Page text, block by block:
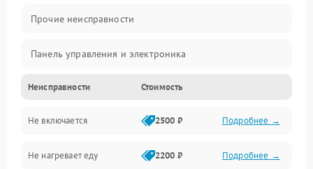
Прочие неисправности
Панель управления и электроника
Дверца и корпус
Механика и внутренние элементы
Механические повреждения
Неисправности Стоимость
Не включается 2500 ₽ Подробнее →
Не нагревает еду 2200 ₽ Подробнее →